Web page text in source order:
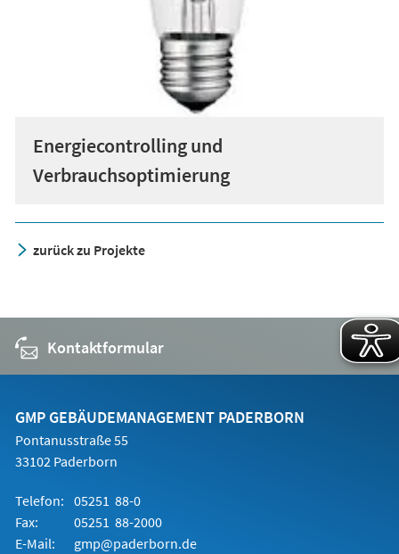
Energiecontrolling und
Verbrauchsoptimierung
zurück zu Projekte
Kontaktformular
GMP GEBÄUDEMANAGEMENT PADERBORN
Pontanusstraße 55
33102 Paderborn
Telefon: 05251 88-0
Fax:
05251 88-2000
E-Mail:
gmp@paderborn.de